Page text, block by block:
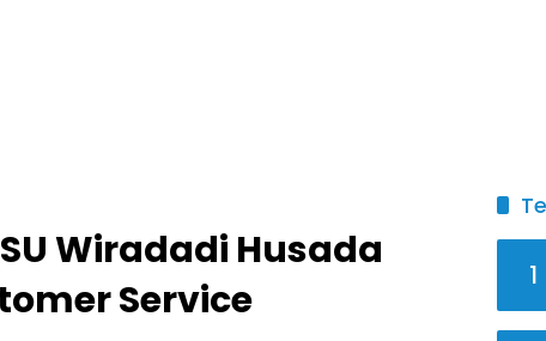
Wiradadi Husada
Service
1